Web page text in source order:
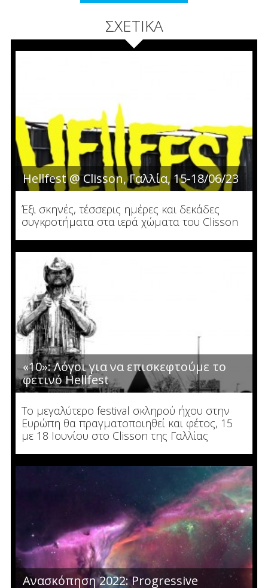
ΣΧΕΤΙΚΑ
Hellfest @ Clisson, Γαλλία, 15-18/06/23
Έξι σκηνές, τέσσερις ημέρες και δεκάδες
συγκροτήματα στα ιερά χώματα του Clisson
«10»: Λόγοι για να επισκεφτούμε το
φετινό Hellfest
To μεγαλύτερο festival σκληρού ήχου στην
Ευρώπη θα πραγματοποιηθεί και φέτος, 15
με 18 Ιουνίου στο Clisson της Γαλλίας
Ανασκόπηση 2022: Progressive